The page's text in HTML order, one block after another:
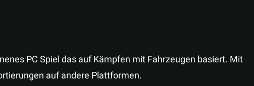
PC Spiel das auf Kämpfen mit Fahrzeugen basiert. Mit
auf andere Plattformen.